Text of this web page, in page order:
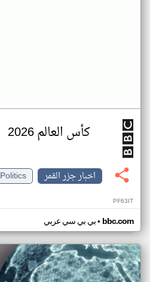
كأس العالم 2026
اخبار جزر القمر
Politics
PF63IT
بي بي سي عربي• bbc.com